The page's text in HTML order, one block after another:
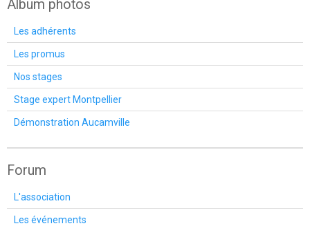
Album photos
Les adhérents
Les promus
Nos stages
Stage expert Montpellier
Démonstration Aucamville
Forum
L'association
Les événements